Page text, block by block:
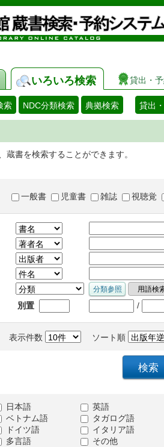
いろいろ検索 貸出・
索 NDC分類検索 典拠検索 貸出
蔵書を検索することができます。
一般書 児童書 雑誌 視聴覚
別置 /
表示件数 ソート順
日本語
英語
ベトナム語
タガログ語
ドイツ語
イタリア語
多言語
その他